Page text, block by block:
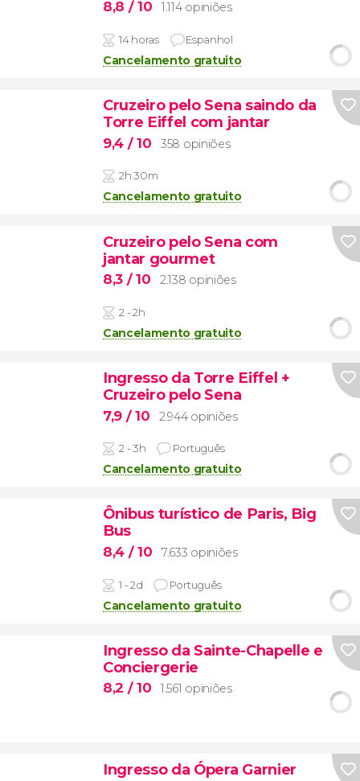
8,8 / 10 1.114 opiniões
14 horas Espanhol
Cancelamento gratuito
Cruzeiro pelo Sena saindo da
Torre Eiffel com jantar
9,4 / 10 358 opiniões
2h 30m
Cancelamento gratuito
Cruzeiro pelo Sena com
jantar gourmet
8,3 / 10 2.138 opiniões
2 - 2h
Cancelamento gratuito
Ingresso da Torre Eiffel +
Cruzeiro pelo Sena
7,9 / 10 2.944 opiniões
2 - 3h Português
Cancelamento gratuito
Ônibus turístico de Paris, Big
Bus
8,4 / 10 7.633 opiniões
1 - 2d Português
Cancelamento gratuito
Ingresso da Sainte-Chapelle e
Conciergerie
8,2 / 10 1.561 opiniões
Ingresso da Ópera Garnier